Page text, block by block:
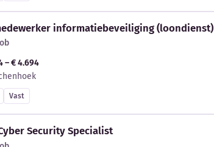
informatiebeveiliging (loondienst)
– € 4.694
Vast
Security Specialist